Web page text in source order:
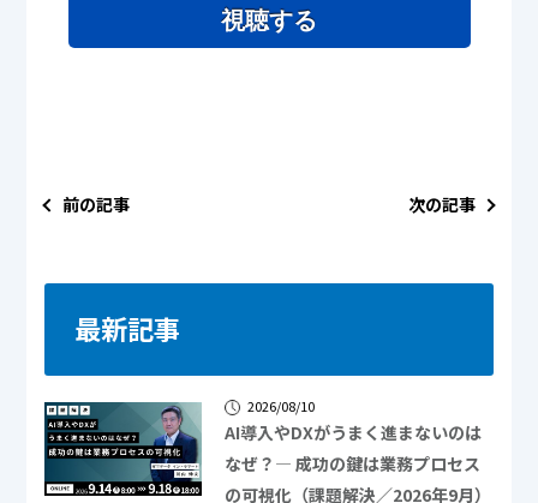
視聴する
前の記事 次の記事
最新記事
2026/08/10
AI導入やDXがうまく進まないのは
なぜ？― 成功の鍵は業務プロセス
の可視化（課題解決／2026年9月）